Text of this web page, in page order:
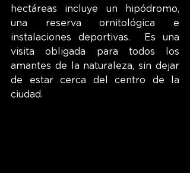
hectáreas incluye un hipódromo,
una reserva ornitológica e
instalaciones deportivas.  Es una
visita obligada para todos los
amantes de la naturaleza, sin dejar
de estar cerca del centro de la
ciudad.